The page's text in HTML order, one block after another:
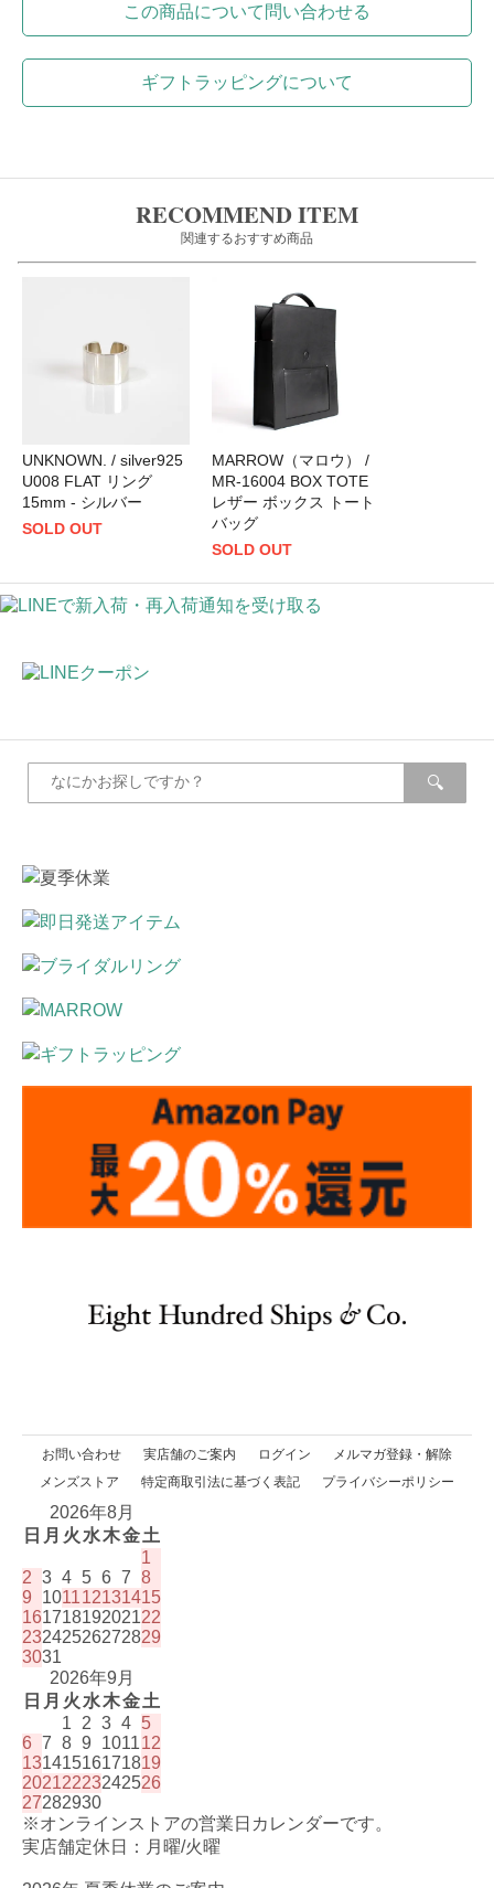
この商品について問い合わせる
ギフトラッピングについて
RECOMMEND ITEM
関連するおすすめ商品
UNKNOWN. / silver925
U008 FLAT リング
15mm - シルバー
SOLD OUT
MARROW（マロウ） /
MR-16004 BOX TOTE
レザー ボックス トート
バッグ
SOLD OUT
お問い合わせ 実店舗のご案内 ログイン
メルマガ登録・解除
メンズストア
特定商取引法に基づく表記 プライバシーポリシー
2026年8月
日 月 火 水木金土
1
2 3 4 5 6 7 8
9
101112131415
16171819202122
23242526272829
3031
2026年9月
日 月 火 水木金土
1
2 3 4 5
6 7 8 9 101112
13141516171819
20212223242526
27282930
※オンラインストアの営業日カレンダーです。
実店舗定休日：月曜/火曜